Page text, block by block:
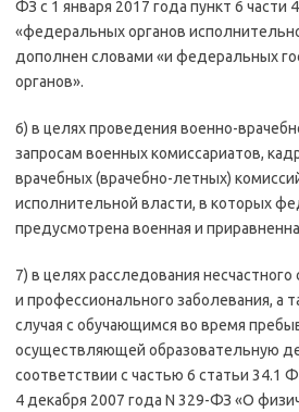
ФЗ с 1 января 2017 года пункт 6 части
«федеральных органов
дополнен словами «и федеральных
органов».
6) в целях проведения военно-
запросам военных комиссариатов,
врачебных (врачебно-летных)
исполнительной власти, в которых
предусмотрена военная и
7) в целях расследования
и профессионального заболевания, а
случая с обучающимся во время
осуществляющей образовательную
соответствии с частью 6 статьи 34.1
4 декабря 2007 года N 329-ФЗ «О